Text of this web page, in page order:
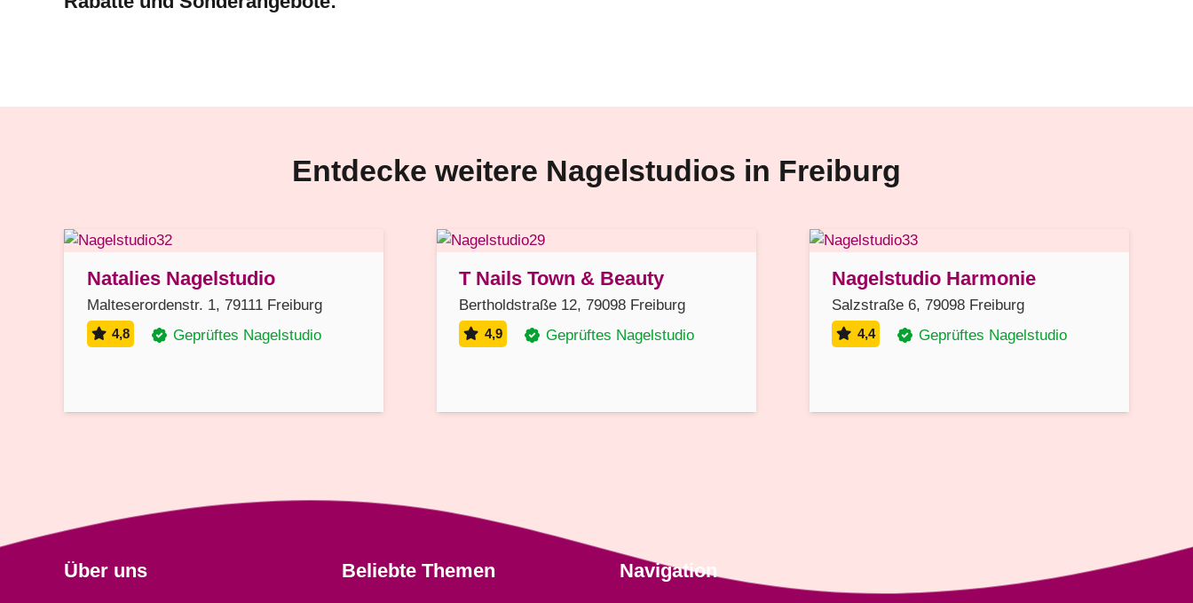
Entdecke weitere Nagelstudios in Freiburg
Natalies Nagelstudio
Malteserordenstr. 1, 79111 Freiburg
4,8 Geprüftes Nagelstudio
T Nails Town & Beauty
Bertholdstraße 12, 79098 Freiburg
4,9 Geprüftes Nagelstudio
Nagelstudio Harmonie
Salzstraße 6, 79098 Freiburg
4,4 Geprüftes Nagelstudio
Über uns Beliebte Themen Navigation